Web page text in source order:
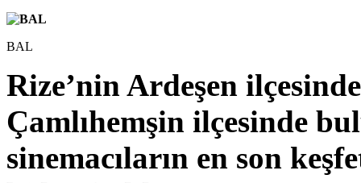
BAL
Rize’nin Ardeşen
Çamlıhemşin ilçesinde
sinemacıların en son